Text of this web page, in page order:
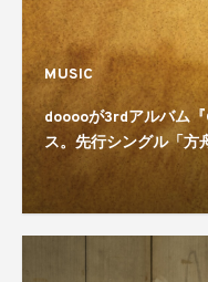
MUSIC
dooooが3rdアルバム
ス。先行シングル「